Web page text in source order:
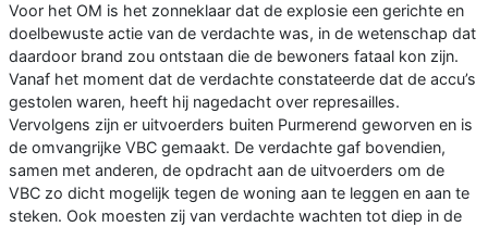
Voor het OM is het zonneklaar dat de explosie een gerichte en
doelbewuste actie van de verdachte was, in de wetenschap dat
daardoor brand zou ontstaan die de bewoners fataal kon zijn.
Vanaf het moment dat de verdachte constateerde dat de accu’s
gestolen waren, heeft hij nagedacht over represailles.
Vervolgens zijn er uitvoerders buiten Purmerend geworven en is
de omvangrijke VBC gemaakt. De verdachte gaf bovendien,
samen met anderen, de opdracht aan de uitvoerders om de
VBC zo dicht mogelijk tegen de woning aan te leggen en aan te
steken. Ook moesten zij van verdachte wachten tot diep in de